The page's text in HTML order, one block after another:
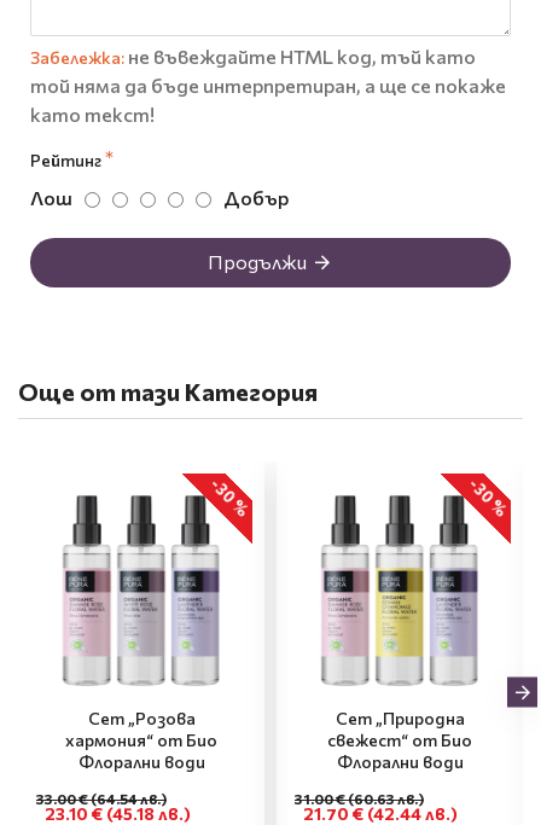
Забележка: не въвеждайте HTML код, тъй като
той няма да бъде интерпретиран, а ще се покаже
като текст!
Рейтинг
Лош Добър
Продължи
Още от тази Категория
-30 %
Сет „Розова
хармония“ от Био
Флорални води
23.10 € (45.18 лв.)
33.00 €(64.54 лв.)
-30 %
Сет „Природна
свежест“ от Био
Флорални води
21.70 € (42.44 лв.)
31.00 €(60.63 лв.)